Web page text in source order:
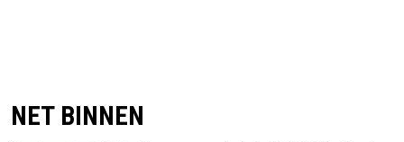
NET BINNEN